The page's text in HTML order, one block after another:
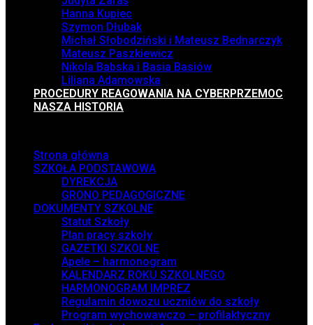
Hanna Kupiec
Szymon Dłubak
Michał Słobodziński i Mateusz Bednarczyk
Mateusz Paszkiewicz
Nikola Babska i Basia Basiów
Liliana Adamowska
PROCEDURY REAGOWANIA NA CYBERPRZEMOC
NASZA HISTORIA
Strona główna
SZKOŁA PODSTAWOWA
DYREKCJA
GRONO PEDAGOGICZNE
DOKUMENTY SZKOLNE
Statut Szkoły
Plan pracy szkoły
GAZETKI SZKOLNE
Apele – harmonogram
KALENDARZ ROKU SZKOLNEGO
HARMONOGRAM IMPREZ
Regulamin dowozu uczniów do szkoły
Program wychowawczo – profilaktyczny